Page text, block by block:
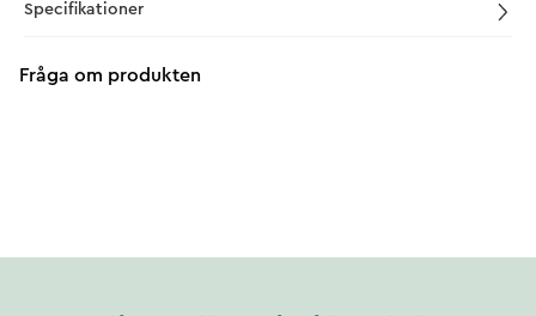
Specifikationer
Fråga om produkten